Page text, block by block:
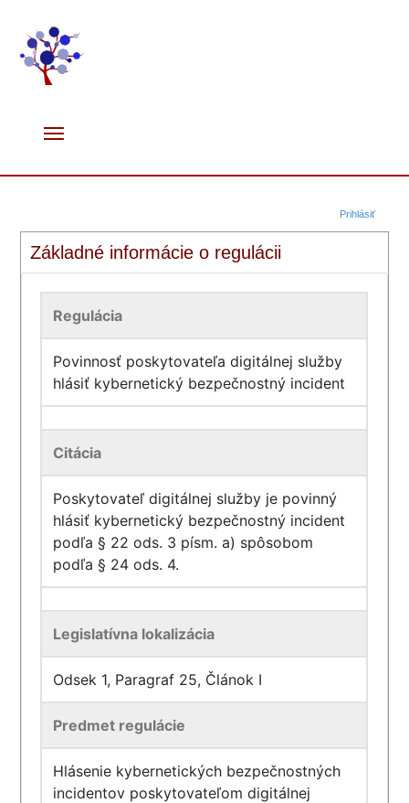
Prihlásiť
Základné informácie o regulácii
Regulácia
Povinnosť poskytovateľa digitálnej služby
hlásiť kybernetický bezpečnostný incident
Citácia
Poskytovateľ digitálnej služby je povinný
hlásiť kybernetický bezpečnostný incident
podľa § 22 ods. 3 písm. a) spôsobom
podľa § 24 ods. 4.
Legislatívna lokalizácia
Odsek 1, Paragraf 25, Článok I
Predmet regulácie
Hlásenie kybernetických bezpečnostných
incidentov poskytovateľom digitálnej